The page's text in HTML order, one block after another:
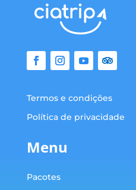
Termos e condições
Política de privacidade
Menu
Pacotes